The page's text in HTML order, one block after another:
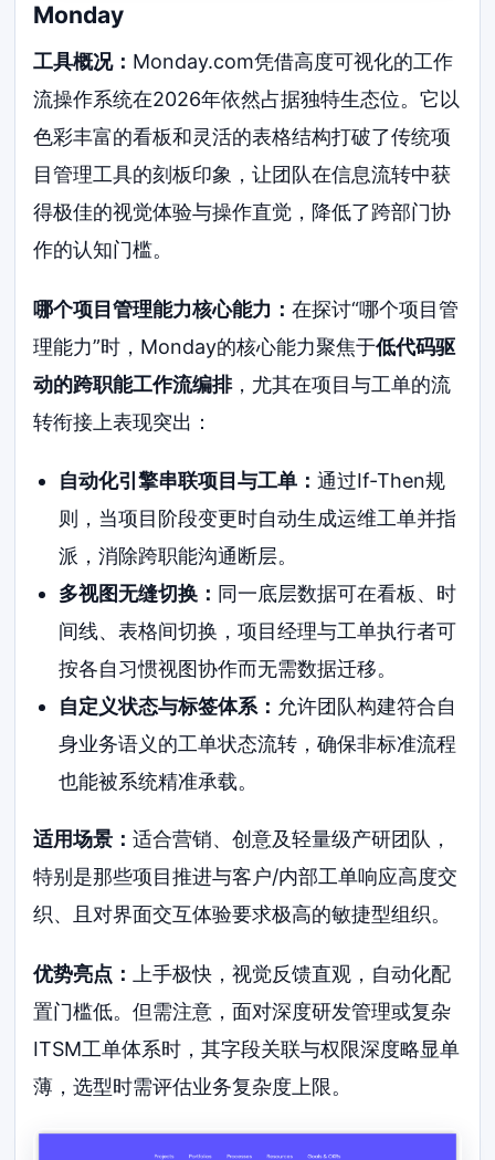
Monday
工具概况： Monday.com凭借高度可视化的工作
流操作系统在2026年依然占据独特生态位。它以
色彩丰富的看板和灵活的表格结构打破了传统项
目管理工具的刻板印象，让团队在信息流转中获
得极佳的视觉体验与操作直觉，降低了跨部门协
作的认知门槛。
哪个项目管理能力核心能力：在探讨“哪个项目管
理能力”时，Monday的核心能力聚焦于低代码驱
动的跨职能工作流编排，尤其在项目与工单的流
转衔接上表现突出：
自动化引擎串联项目与工单： 通过If-Then规
则，当项目阶段变更时自动生成运维工单并指
派，消除跨职能沟通断层。
多视图无缝切换： 同一底层数据可在看板、时
间线、表格间切换，项目经理与工单执行者可
按各自习惯视图协作而无需数据迁移。
自定义状态与标签体系： 允许团队构建符合自
身业务语义的工单状态流转，确保非标准流程
也能被系统精准承载。
适用场景：适合营销、创意及轻量级产研团队，
特别是那些项目推进与客户/内部工单响应高度交
织、且对界面交互体验要求极高的敏捷型组织。
优势亮点：上手极快，视觉反馈直观，自动化配
置门槛低。但需注意，面对深度研发管理或复杂
ITSM工单体系时，其字段关联与权限深度略显单
薄，选型时需评估业务复杂度上限。